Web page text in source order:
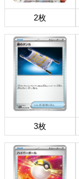
2枚
3枚